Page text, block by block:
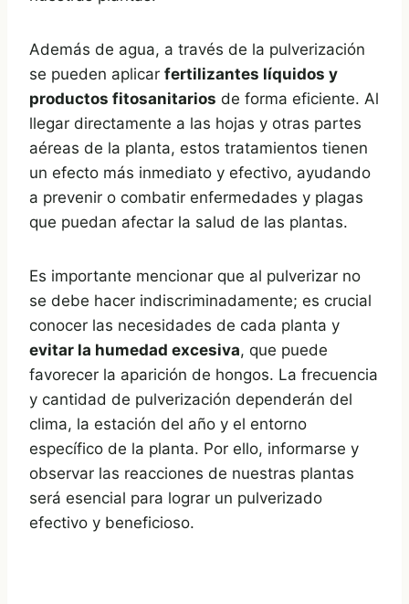
Además de agua, a través de la pulverización
se pueden aplicar fertilizantes líquidos y
productos fitosanitarios de forma eficiente. Al
llegar directamente a las hojas y otras partes
aéreas de la planta, estos tratamientos tienen
un efecto más inmediato y efectivo, ayudando
a prevenir o combatir enfermedades y plagas
que puedan afectar la salud de las plantas.
Es importante mencionar que al pulverizar no
se debe hacer indiscriminadamente; es crucial
conocer las necesidades de cada planta y
evitar la humedad excesiva, que puede
favorecer la aparición de hongos. La frecuencia
y cantidad de pulverización dependerán del
clima, la estación del año y el entorno
específico de la planta. Por ello, informarse y
observar las reacciones de nuestras plantas
será esencial para lograr un pulverizado
efectivo y beneficioso.